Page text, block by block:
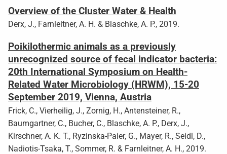
Overview of the Cluster Water & Health
Derx, J., Farnleitner, A. H. & Blaschke, A. P., 2019.
Poikilothermic animals as a previously
unrecognized source of fecal indicator bacteria:
20th International Symposium on Health-
Related Water Microbiology (HRWM), 15-20
September 2019, Vienna, Austria
Frick, C., Vierheilig, J., Zornig, H., Antensteiner, R.,
Baumgartner, C., Bucher, C., Blaschke, A. P., Derx, J.,
Kirschner, A. K. T., Ryzinska-Paier, G., Mayer, R., Seidl, D.,
Nadiotis-Tsaka, T., Sommer, R. & Farnleitner, A. H., 2019.